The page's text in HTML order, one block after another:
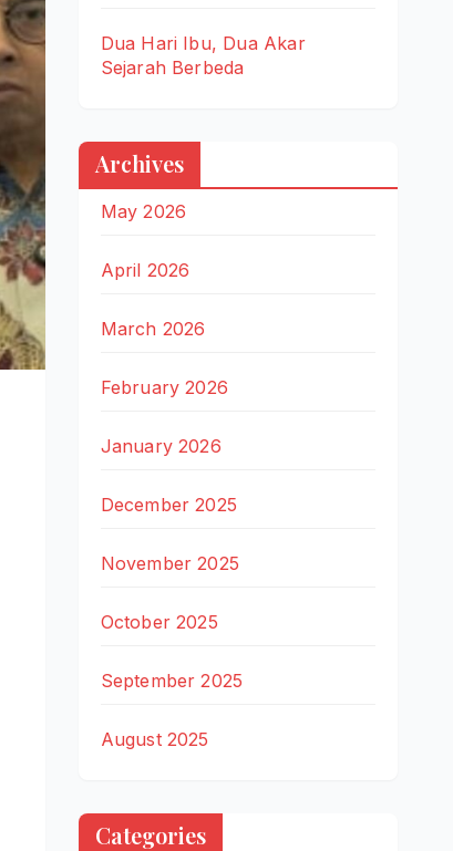
Dua Hari Ibu, Dua Akar
Sejarah Berbeda
Archives
May 2026
April 2026
March 2026
February 2026
January 2026
December 2025
November 2025
October 2025
September 2025
August 2025
Categories